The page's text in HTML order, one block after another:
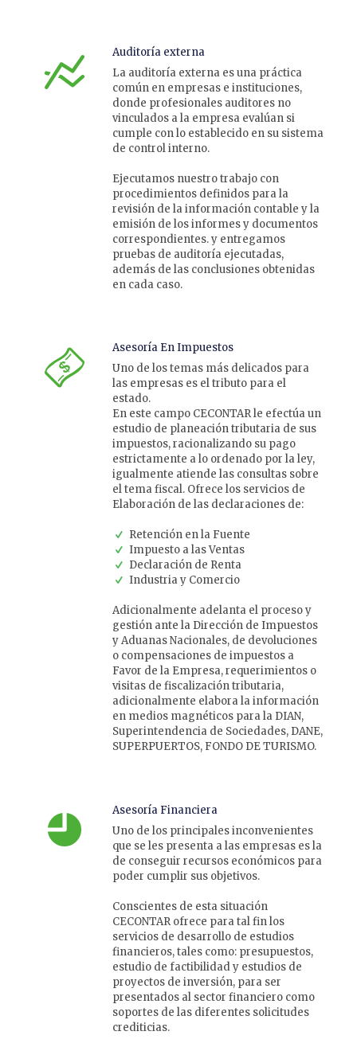
Auditoría externa
La auditoría externa es una práctica
común en empresas e instituciones,
donde profesionales auditores no
vinculados a la empresa evalúan si
cumple con lo establecido en su sistema
de control interno.
Ejecutamos nuestro trabajo con
procedimientos definidos para la
revisión de la información contable y la
emisión de los informes y documentos
correspondientes. y entregamos
pruebas de auditoría ejecutadas,
además de las conclusiones obtenidas
en cada caso.
Asesoría En Impuestos
Uno de los temas más delicados para
las empresas es el tributo para el
estado.
En este campo CECONTAR le efectúa un
estudio de planeación tributaria de sus
impuestos, racionalizando su pago
estrictamente a lo ordenado por la ley,
igualmente atiende las consultas sobre
el tema fiscal. Ofrece los servicios de
Elaboración de las declaraciones de:
Retención en la Fuente
Impuesto a las Ventas
Declaración de Renta
Industria y Comercio
Adicionalmente adelanta el proceso y
gestión ante la Dirección de Impuestos
y Aduanas Nacionales, de devoluciones
o compensaciones de impuestos a
Favor de la Empresa, requerimientos o
visitas de fiscalización tributaria,
adicionalmente elabora la información
en medios magnéticos para la DIAN,
Superintendencia de Sociedades, DANE,
SUPERPUERTOS, FONDO DE TURISMO.
Asesoría Financiera
Uno de los principales inconvenientes
que se les presenta a las empresas es la
de conseguir recursos económicos para
poder cumplir sus objetivos.
Conscientes de esta situación
CECONTAR ofrece para tal fin los
servicios de desarrollo de estudios
financieros, tales como: presupuestos,
estudio de factibilidad y estudios de
proyectos de inversión, para ser
presentados al sector financiero como
soportes de las diferentes solicitudes
crediticias.